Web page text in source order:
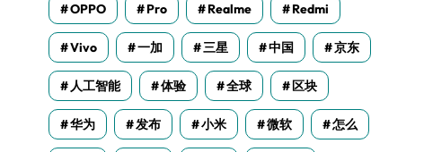
OPPO Pro Realme Redmi
Vivo 一加 三星 中国 京东
人工智能 体验 全球 区块
华为 发布 小米 微软 怎么